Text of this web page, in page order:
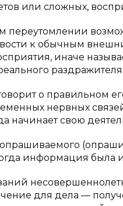
или сложных,
к обычным
иначе
о правильном
нервных
начинает свою
информация была
для дела —